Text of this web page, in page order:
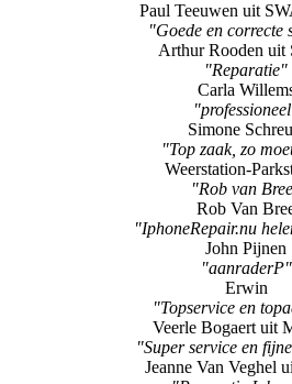
Paul Teeuwen uit
"Goede en correcte
Arthur Rooden uit
"Reparatie"
Carla
Simone
"Top zaak, zo
Weerstation-
"Rob van
Rob Van
"IphoneRepair.nu
John Pijnen
"aanraderP"
Erwin
"Topservice en
Veerle Bogaert uit
"Super service en
Jeanne Van Veghel